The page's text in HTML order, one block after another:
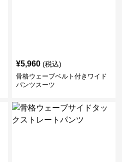
¥5,960 (税込)
骨格ウェーブベルト付きワイド
パンツスーツ